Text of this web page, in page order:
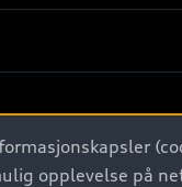
opplevelse på